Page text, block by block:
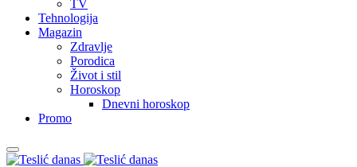
TV
Tehnologija
Magazin
Zdravlje
Porodica
Život i stil
Horoskop
Dnevni horoskop
Promo